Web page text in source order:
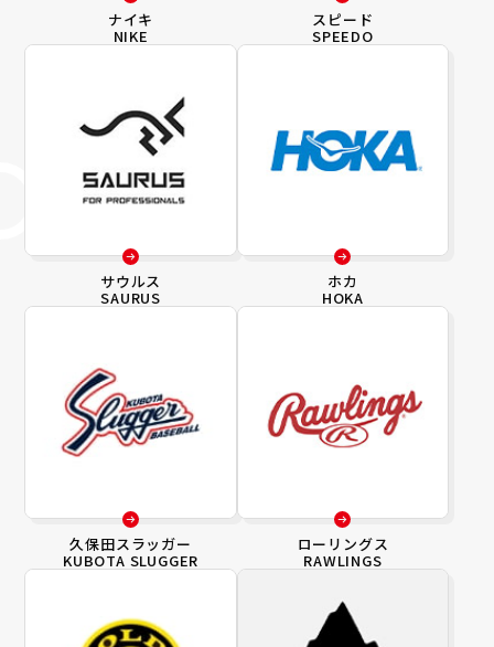
ナイキ
NIKE
スピード
SPEEDO
サウルス
SAURUS
ホカ
HOKA
久保田スラッガー
KUBOTA SLUGGER
ローリングス
RAWLINGS